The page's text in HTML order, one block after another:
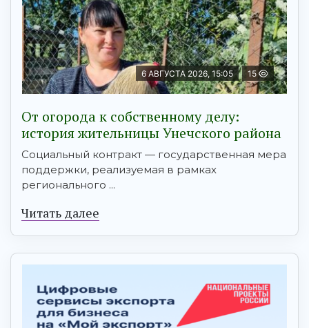
6 АВГУСТА 2026, 15:05 15
От огорода к собственному делу:
история жительницы Унечского района
Социальный контракт — государственная мера
поддержки, реализуемая в рамках
регионального ...
Читать далее